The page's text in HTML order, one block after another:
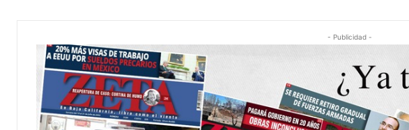
- Publicidad -